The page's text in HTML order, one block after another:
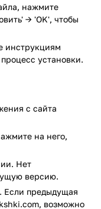
навигация
кода
находится
бесплатно с
магазинам, не
антивирусом
последним
нажмите
→ 'OK', чтобы
инструкциям
установки.
с сайта
на него,
Нет
версию.
Если предыдущая
возможно